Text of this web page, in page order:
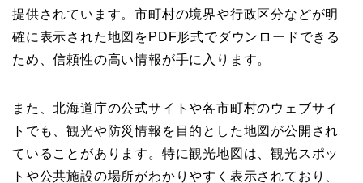
提供されています。市町村の境界や行政区分などが明
確に表示された地図をPDF形式でダウンロードできる
ため、信頼性の高い情報が手に入ります。
また、北海道庁の公式サイトや各市町村のウェブサイ
トでも、観光や防災情報を目的とした地図が公開され
ていることがあります。特に観光地図は、観光スポッ
トや公共施設の場所がわかりやすく表示されており、